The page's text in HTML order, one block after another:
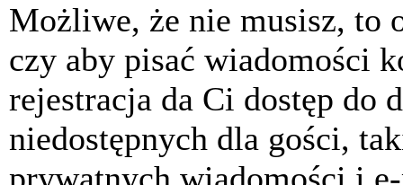
Możliwe, że nie musisz, to
czy aby pisać wiadomości
rejestracja da Ci dostęp do
niedostępnych dla gości,